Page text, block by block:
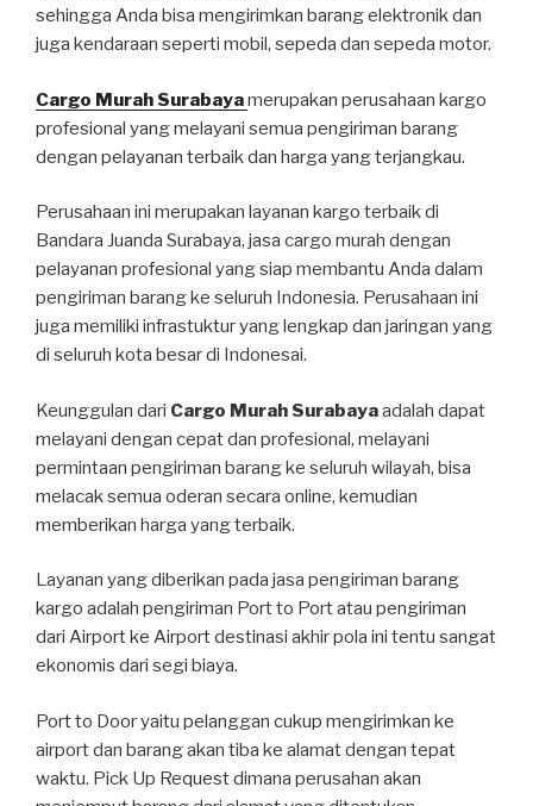
sehingga Anda bisa mengirimkan barang elektronik dan
juga kendaraan seperti mobil, sepeda dan sepeda motor.
Cargo Murah Surabayamerupakan perusahaan kargo
profesional yang melayani semua pengiriman barang
dengan pelayanan terbaik dan harga yang terjangkau.
Perusahaan ini merupakan layanan kargo terbaik di
Bandara Juanda Surabaya, jasa cargo murah dengan
pelayanan profesional yang siap membantu Anda dalam
pengiriman barang ke seluruh Indonesia. Perusahaan ini
juga memiliki infrastuktur yang lengkap dan jaringan yang
di seluruh kota besar di Indonesai.
Keunggulan dari Cargo Murah Surabayaadalah dapat
melayani dengan cepat dan profesional, melayani
permintaan pengiriman barang ke seluruh wilayah, bisa
melacak semua oderan secara online, kemudian
memberikan harga yang terbaik.
Layanan yang diberikan pada jasa pengiriman barang
kargo adalah pengiriman Port to Port atau pengiriman
dari Airport ke Airport destinasi akhir pola ini tentu sangat
ekonomis dari segi biaya.
Port to Door yaitu pelanggan cukup mengirimkan ke
airport dan barang akan tiba ke alamat dengan tepat
waktu. Pick Up Request dimana perusahan akan